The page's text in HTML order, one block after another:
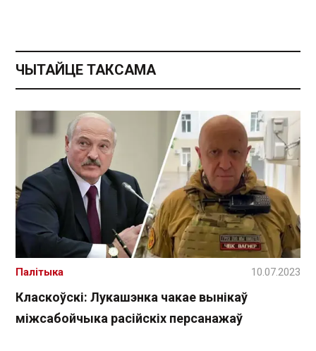
ЧЫТАЙЦЕ ТАКСАМА
Класкоўскі: Лукашэнка чакае вынікаў
міжсабойчыка расійскіх персанажаў
Палітыка 10.07.2023